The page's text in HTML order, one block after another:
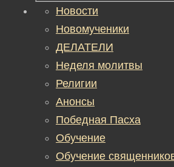
Новости
Новомученики
ДЕЛАТЕЛИ
Неделя молитвы
Религии
Анонсы
Победная Пасха
Обучение
Обучение